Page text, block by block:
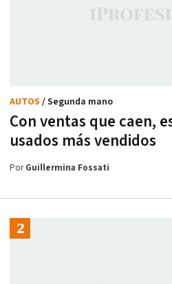
Con ventas que caen,
usados más vendidos
AUTOS / Segunda mano
PorGuillermina Fossati